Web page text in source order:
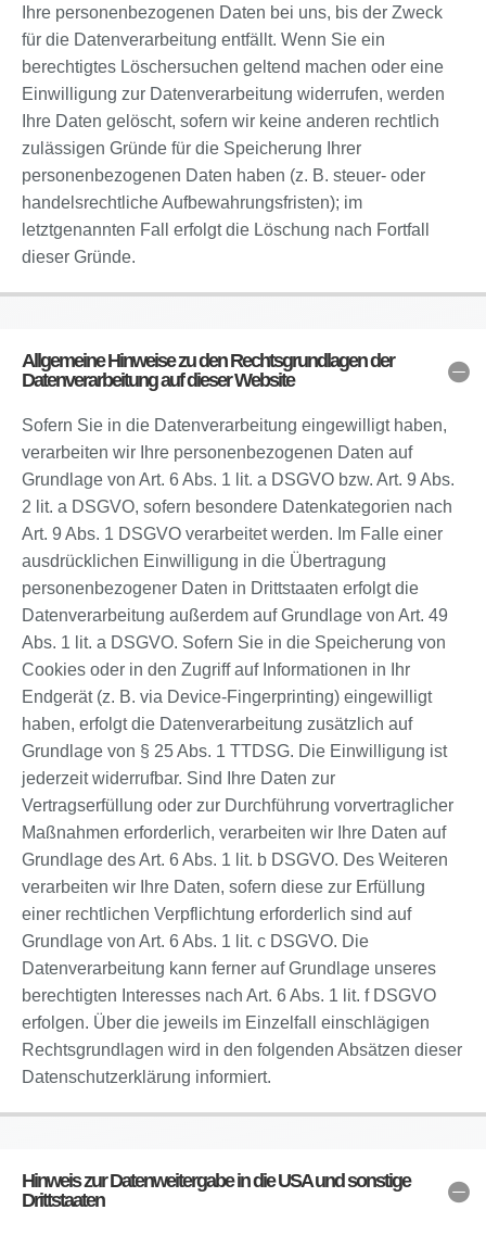
Ihre personenbezogenen Daten bei uns, bis der Zweck
für die Datenverarbeitung entfällt. Wenn Sie ein
berechtigtes Löschersuchen geltend machen oder eine
Einwilligung zur Datenverarbeitung widerrufen, werden
Ihre Daten gelöscht, sofern wir keine anderen rechtlich
zulässigen Gründe für die Speicherung Ihrer
personenbezogenen Daten haben (z. B. steuer- oder
handelsrechtliche Aufbewahrungsfristen); im
letztgenannten Fall erfolgt die Löschung nach Fortfall
dieser Gründe.
Allgemeine Hinweise zu den Rechtsgrundlagen der
Datenverarbeitung auf dieser Website
Sofern Sie in die Datenverarbeitung eingewilligt haben,
verarbeiten wir Ihre personenbezogenen Daten auf
Grundlage von Art. 6 Abs. 1 lit. a DSGVO bzw. Art. 9 Abs.
2 lit. a DSGVO, sofern besondere Datenkategorien nach
Art. 9 Abs. 1 DSGVO verarbeitet werden. Im Falle einer
ausdrücklichen Einwilligung in die Übertragung
personenbezogener Daten in Drittstaaten erfolgt die
Datenverarbeitung außerdem auf Grundlage von Art. 49
Abs. 1 lit. a DSGVO. Sofern Sie in die Speicherung von
Cookies oder in den Zugriff auf Informationen in Ihr
Endgerät (z. B. via Device-Fingerprinting) eingewilligt
haben, erfolgt die Datenverarbeitung zusätzlich auf
Grundlage von § 25 Abs. 1 TTDSG. Die Einwilligung ist
jederzeit widerrufbar. Sind Ihre Daten zur
Vertragserfüllung oder zur Durchführung vorvertraglicher
Maßnahmen erforderlich, verarbeiten wir Ihre Daten auf
Grundlage des Art. 6 Abs. 1 lit. b DSGVO. Des Weiteren
verarbeiten wir Ihre Daten, sofern diese zur Erfüllung
einer rechtlichen Verpflichtung erforderlich sind auf
Grundlage von Art. 6 Abs. 1 lit. c DSGVO. Die
Datenverarbeitung kann ferner auf Grundlage unseres
berechtigten Interesses nach Art. 6 Abs. 1 lit. f DSGVO
erfolgen. Über die jeweils im Einzelfall einschlägigen
Rechtsgrundlagen wird in den folgenden Absätzen dieser
Datenschutzerklärung informiert.
Hinweis zur Datenweitergabe in die USA und sonstige
Drittstaaten